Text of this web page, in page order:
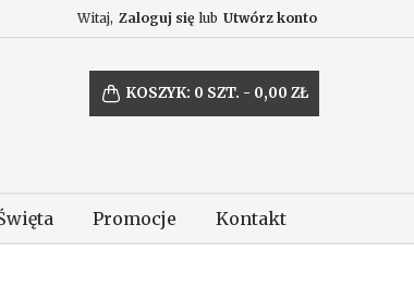
Witaj, Zaloguj się lub Utwórz konto
KOSZYK: 0 SZT. - 0,00 ZŁ
Promocje Kontakt